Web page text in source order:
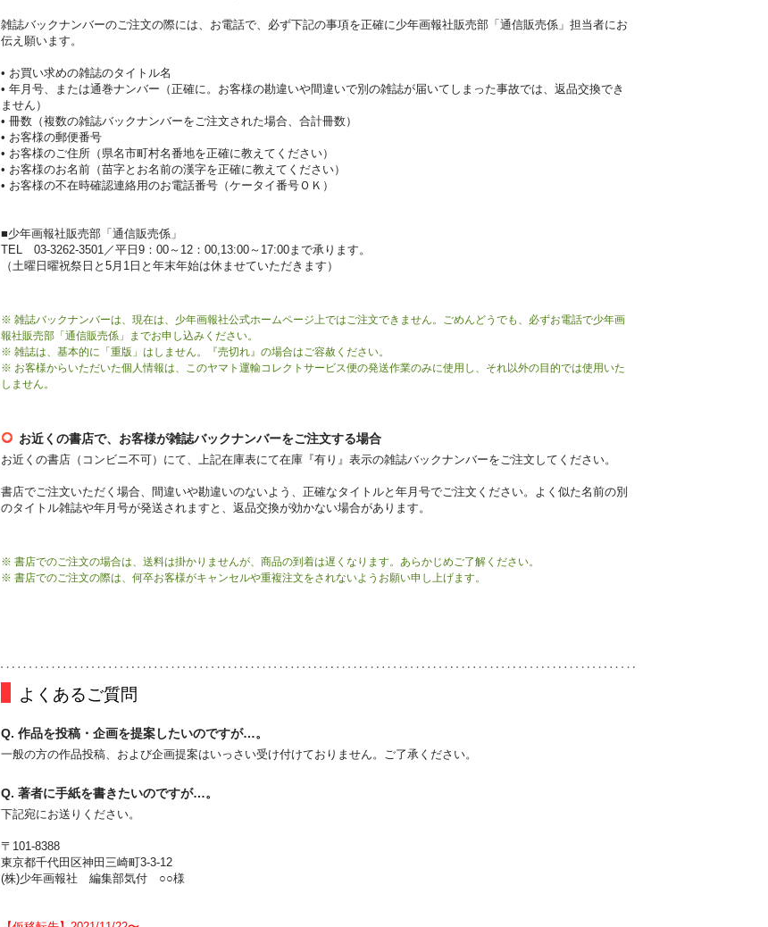
雑誌バックナンバーのご注文の際には、お電話で、必ず下記の事項を正確に少年画報社販売部「通信販売係」担当者にお
伝え願います。
• お買い求めの雑誌のタイトル名
• 年月号、または通巻ナンバー（正確に。お客様の勘違いや間違いで別の雑誌が届いてしまった事故では、返品交換でき
ません）
• 冊数（複数の雑誌バックナンバーをご注文された場合、合計冊数）
• お客様の郵便番号
• お客様のご住所（県名市町村名番地を正確に教えてください）
• お客様のお名前（苗字とお名前の漢字を正確に教えてください）
• お客様の不在時確認連絡用のお電話番号（ケータイ番号ＯＫ）
■少年画報社販売部「通信販売係」
TEL 03-3262-3501／平日9：00～12：00,13:00～17:00まで承ります。
（土曜日曜祝祭日と5月1日と年末年始は休ませていただきます）
※ 雑誌バックナンバーは、現在は、少年画報社公式ホームページ上ではご注文できません。ごめんどうでも、必ずお電話で少年画
報社販売部「通信販売係」までお申し込みください。
※ 雑誌は、基本的に「重版」はしません。『売切れ』の場合はご容赦ください。
※ お客様からいただいた個人情報は、このヤマト運輸コレクトサービス便の発送作業のみに使用し、それ以外の目的では使用いた
しません。
お近くの書店で、お客様が雑誌バックナンバーをご注文する場合
お近くの書店（コンビニ不可）にて、上記在庫表にて在庫『有り』表示の雑誌バックナンバーをご注文してください。
書店でご注文いただく場合、間違いや勘違いのないよう、正確なタイトルと年月号でご注文ください。よく似た名前の別
のタイトル雑誌や年月号が発送されますと、返品交換が効かない場合があります。
※ 書店でのご注文の場合は、送料は掛かりませんが、商品の到着は遅くなります。あらかじめご了解ください。
※ 書店でのご注文の際は、何卒お客様がキャンセルや重複注文をされないようお願い申し上げます。
よくあるご質問
Q. 作品を投稿・企画を提案したいのですが…。
一般の方の作品投稿、および企画提案はいっさい受け付けておりません。ご了承ください。
Q. 著者に手紙を書きたいのですが…。
下記宛にお送りください。
〒101-8388
東京都千代田区神田三崎町3-3-12
(株)少年画報社 編集部気付 ○○様